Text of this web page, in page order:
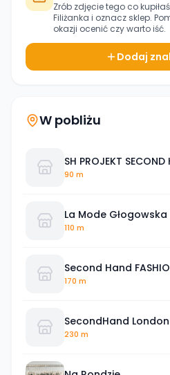
Zrób zdjęcie tego co
Filiżanka i oznacz sklep.
okazji ocenić czy warto iść.
Dodaj
W pobliżu
SH PROJEKT
FROM BERLIN
90 m
La Mode Głogowska
110 m
Second Hand
170 m
SecondHand London
230 m